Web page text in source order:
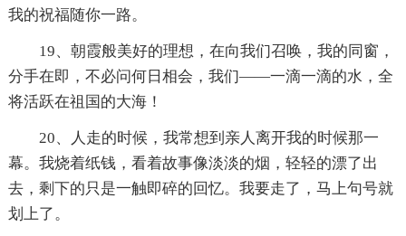
我的祝福随你一路。
19、朝霞般美好的理想，在向我们召唤，我的同窗，
分手在即，不必问何日相会，我们――一滴一滴的水，全
将活跃在祖国的大海！
20、人走的时候，我常想到亲人离开我的时候那一
幕。我烧着纸钱，看着故事像淡淡的烟，轻轻的漂了出
去，剩下的只是一触即碎的回忆。我要走了，马上句号就
划上了。